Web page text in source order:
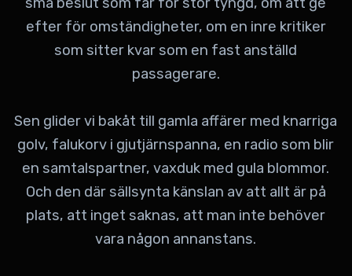
efter för omständigheter, om en inre kritiker
som sitter kvar som en fast anställd
passagerare.
Sen glider vi bakåt till gamla affärer med knarriga
golv, falukorv i gjutjärnspanna, en radio som blir
en samtalspartner, vaxduk med gula blommor.
Och den där sällsynta känslan av att allt är på
plats, att inget saknas, att man inte behöver
vara någon annanstans.